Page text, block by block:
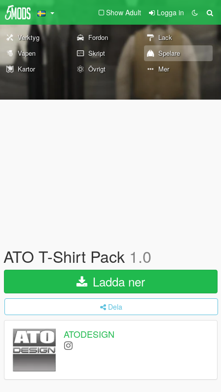
Show Adult Logga in
Verktyg Fordon
Lack
Vapen
Skript
Spelare
Kartor
Övrigt Mer
ATO T-Shirt Pack 1.0
Ladda ner
Dela
ATODESIGN